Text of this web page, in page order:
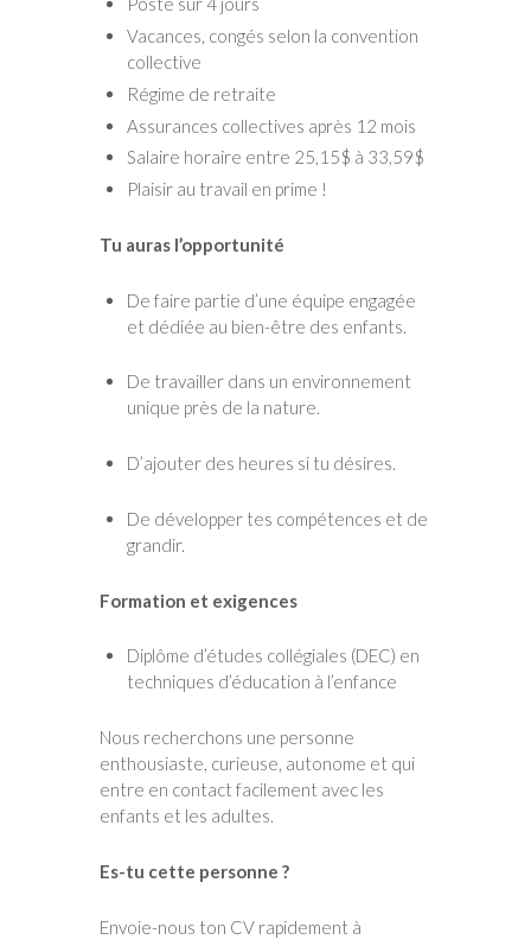
Vacances, congés selon la convention
collective
Régime de retraite
Assurances collectives après 12 mois
Salaire horaire entre 25,15$ à 33,59$
Plaisir au travail en prime !
Tu auras l’opportunité
De faire partie d’une équipe engagée
et dédiée au bien-être des enfants.
De travailler dans un environnement
unique près de la nature.
D’ajouter des heures si tu désires.
De développer tes compétences et de
grandir.
Formation et exigences
Diplôme d’études collégiales (DEC) en
techniques d’éducation à l’enfance
Nous recherchons une personne
enthousiaste, curieuse, autonome et qui
entre en contact facilement avec les
enfants et les adultes.
Es-tu cette personne ?
Envoie-nous ton CV rapidement à